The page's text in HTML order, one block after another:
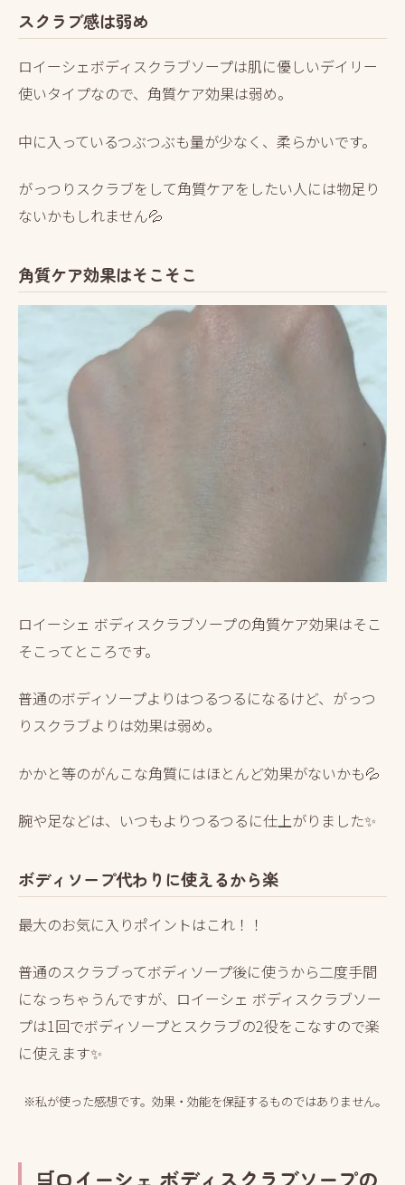
スクラブ感は弱め
ロイーシェボディスクラブソープは肌に優しいデイリー
使いタイプなので、角質ケア効果は弱め。
中に入っているつぶつぶも量が少なく、柔らかいです。
がっつりスクラブをして角質ケアをしたい人には物足り
ないかもしれません💦
角質ケア効果はそこそこ
ロイーシェ ボディスクラブソープの角質ケア効果はそこ
そこってところです。
普通のボディソープよりはつるつるになるけど、がっつ
りスクラブよりは効果は弱め。
かかと等のがんこな角質にはほとんど効果がないかも💦
腕や足などは、いつもよりつるつるに仕上がりました✨
ボディソープ代わりに使えるから楽
最大のお気に入りポイントはこれ！！
普通のスクラブってボディソープ後に使うから二度手間
になっちゃうんですが、ロイーシェ ボディスクラブソー
プは1回でボディソープとスクラブの2役をこなすので楽
に使えます✨
※私が使った感想です。 効果・効能を保証するものではありません。
🛒ロイーシェ ボディスクラブソープの